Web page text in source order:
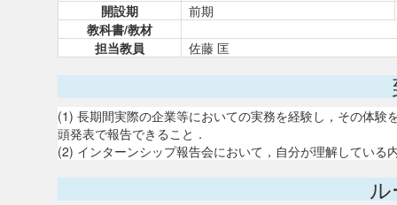
開設期
前期
教科書/教材
担当教員
佐藤 匡
(1) 長期間実際の企業等においての実務を経験し，その体
頭発表で報告できること．
(2) インターンシップ報告会において，自分が理解している